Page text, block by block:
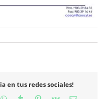
en tus redes sociales!